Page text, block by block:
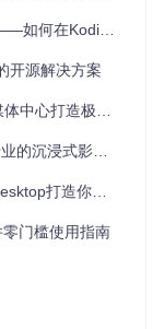
2000元）
接播放115云盘视频
开源解决方案
致家庭影院体验
浸式影音体验
的专属家庭影院
门槛使用指南